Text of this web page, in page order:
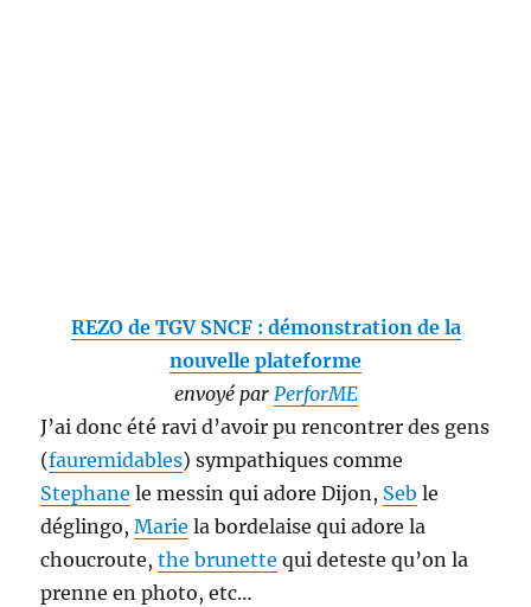
REZO de TGV SNCF : démonstration de la
nouvelle plateforme
envoyé par PerforME
J’ai donc été ravi d’avoir pu rencontrer des gens
(fauremidables) sympathiques comme
Stephane le messin qui adore Dijon, Seb le
déglingo,Marie la bordelaise qui adore la
choucroute,the brunette qui deteste qu’on la
prenne en photo, etc…